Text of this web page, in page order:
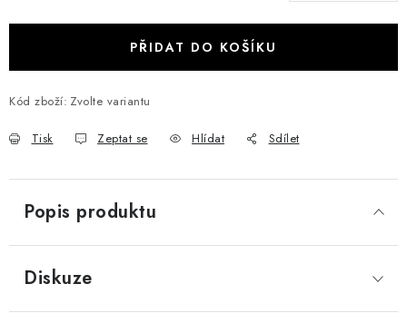
PŘIDAT DO KOŠÍKU
Kód zboží: Zvolte variantu
Tisk Zeptat se Hlídat Sdílet
Popis produktu
Diskuze